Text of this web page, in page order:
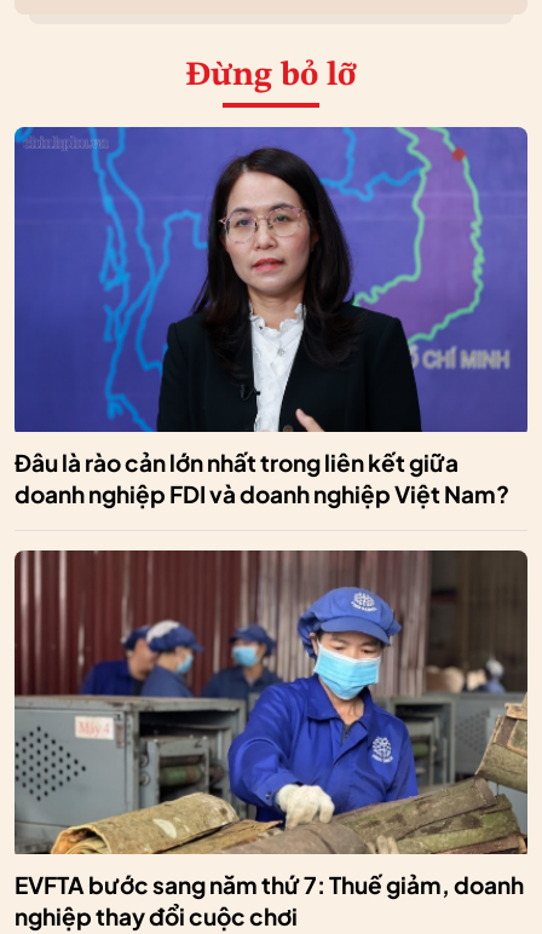
Đừng bỏ lỡ
Đâu là rào cản lớn nhất trong liên kết giữa
doanh nghiệp FDI và doanh nghiệp Việt Nam?
EVFTA bước sang năm thứ 7: Thuế giảm, doanh
nghiệp thay đổi cuộc chơi